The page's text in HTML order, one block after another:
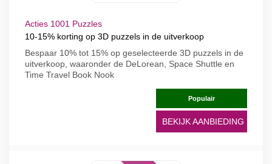
Acties 1001 Puzzles
10-15% korting op 3D puzzels in de uitverkoop
Bespaar 10% tot 15% op geselecteerde 3D puzzels in de
uitverkoop, waaronder de DeLorean, Space Shuttle en
Time Travel Book Nook
Populair
BEKIJK AANBIEDING